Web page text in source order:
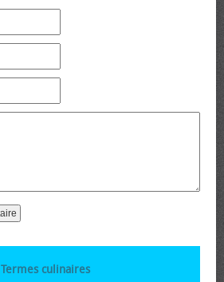
Termes culinaires